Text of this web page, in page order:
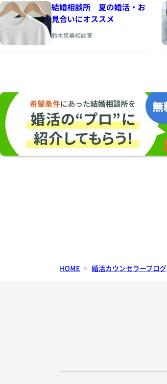
結婚相談所 夏の婚活・お
見合いにオススメ
鈴木恵美相談室
HOME 婚活カウンセラーブログ